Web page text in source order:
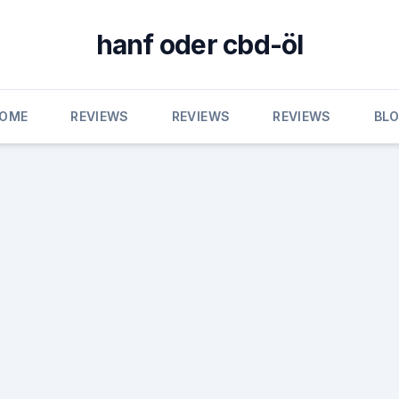
hanf oder cbd-öl
REVIEWS REVIEWS REVIEWS